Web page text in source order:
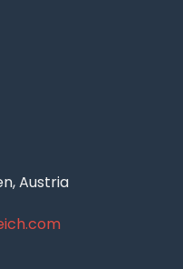
Austria